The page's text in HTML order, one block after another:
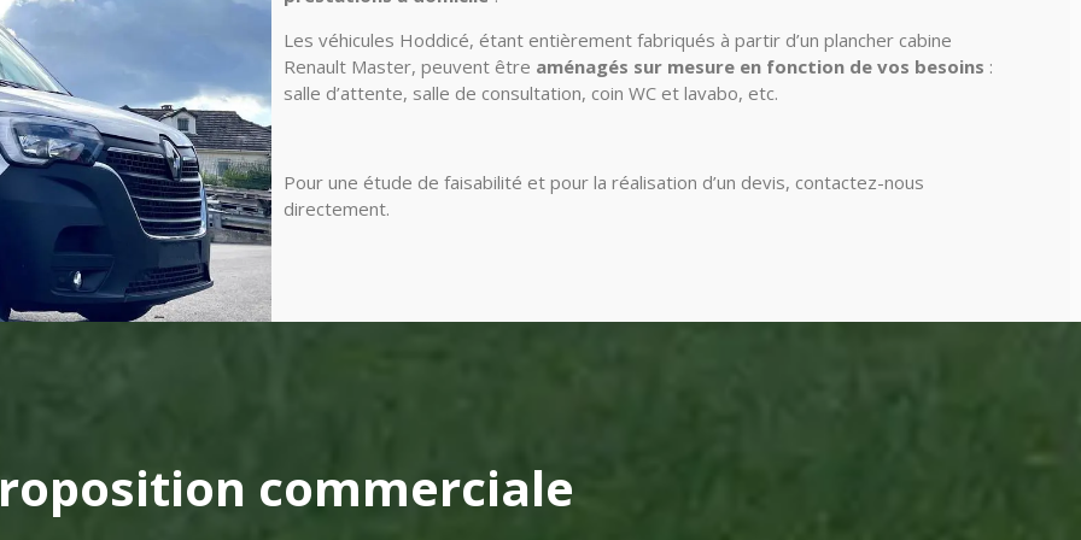
Les véhicules Hoddicé, étant entièrement fabriqués à partir d’un plancher cabine
Renault Master, peuvent être aménagés sur mesure en fonction de vos besoins :
salle d’attente, salle de consultation, coin WC et lavabo, etc.
Pour une étude de faisabilité et pour la réalisation d’un devis, contactez-nous
directement.
commerciale